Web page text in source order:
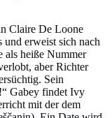
Claire De Loone
erweist sich nach
als heiße Nummer
aber Richter
Sein
Gabey findet Ivy
mit der dem